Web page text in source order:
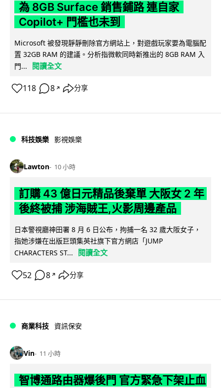
為 8GB Surface 銷售鋪路 連自家
Copilot+ 門檻也未到
Microsoft 被發現靜靜刪除官方網站上，對遊戲玩家要為電腦配
置 32GB RAM 的建議。分析指微軟同時新推出的 8GB RAM 入
門...
閱讀全文
118 8 ↗ 分享
科技娛樂 影視娛樂
Lawton 10 小時
訂購 43 億日元精品後棄單 大阪女 2 年
後終被捕 涉海賊王,火影周邊產品
日本警視廳神田署 8 月 6 日公布，拘捕一名 32 歲大阪女子，
指她涉嫌在出版巨頭集英社旗下官方網店「JUMP
CHARACTERS ST...
閱讀全文
52 8 ↗ 分享
商業科技 資訊保安
Vin 11 小時
智博通路由器爆後門 官方緊急下架止血